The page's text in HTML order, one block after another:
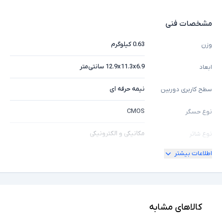
مشخصات فنی
وزن 0.63 کیلوگرم
ابعاد 12.9x11.3x6.9 سانتی‌متر
سطح کاربری دوربین نیمه حرفه ای
نوع حسگر CMOS
نوع شاتر مکانیکی و الکترونیکی
نوع فوکوس
اطلاعات بیشتر
کالاهای مشابه